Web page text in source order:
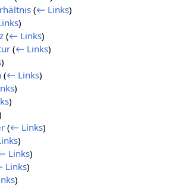
(← Links)
)
(← Links)
(← Links)
)
(← Links)
)
)
(← Links)
)
Links)
Links)
)